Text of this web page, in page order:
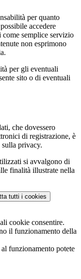
per quanto
accedere
semplice servizio
non esprimono
per gli eventuali
sito o di eventuali
che dovessero
di registrazione, è
privacy.
si avvalgono di
finalità illustrate nella
tutti i cookies
cookie consentire.
il funzionamento della
funzionamento potete